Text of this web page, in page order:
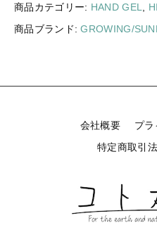
商品カテゴリー: HAND GEL,
商品ブランド:GROWING/
会社概要
プ
特定商取引
お問い合わせ
ログイン